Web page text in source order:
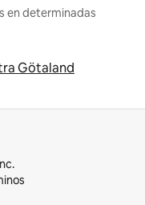
en determinadas
Götaland